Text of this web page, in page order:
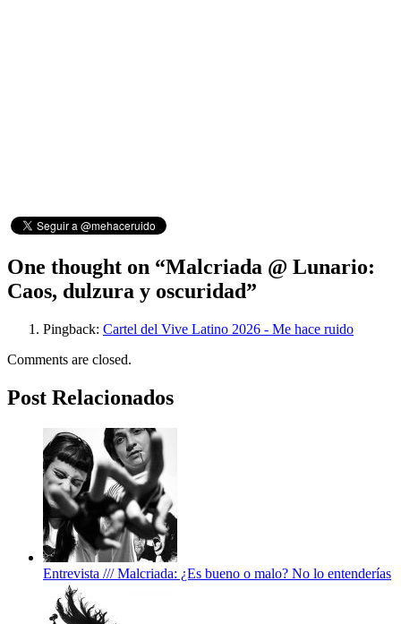
One thought on “Malcriada @ Lunario:
Caos, dulzura y oscuridad”
Pingback: Cartel del Vive Latino 2026 - Me hace ruido
Comments are closed.
Post Relacionados
Entrevista /// Malcriada: ¿Es bueno o malo? No lo entenderías